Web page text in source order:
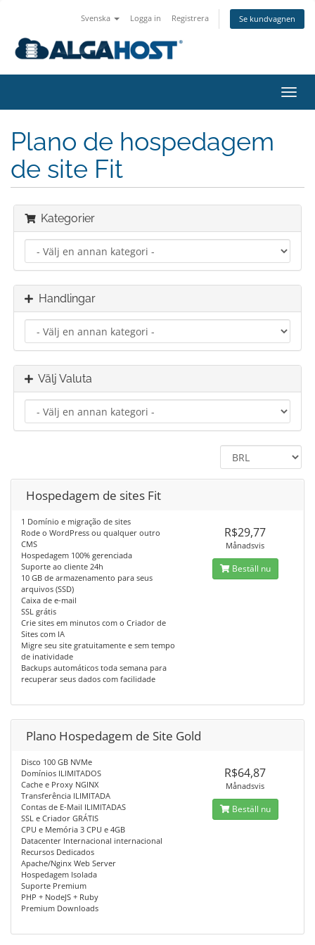
Svenska Logga in Registrera Se kundvagnen
Växla
Plano de hospedagem
de site Fit
Kategorier
Handlingar
Välj Valuta
Hospedagem de sites Fit
1 Domínio e migração de sites
Rode o WordPress ou qualquer outro
CMS
Hospedagem 100% gerenciada
Suporte ao cliente 24h
10 GB de armazenamento para seus
arquivos (SSD)
Caixa de e-mail
SSL grátis
Crie sites em minutos com o Criador de
Sites com IA
Migre seu site gratuitamente e sem tempo
de inatividade
Backups automáticos toda semana para
recuperar seus dados com facilidade
R$29,77
Månadsvis
Beställ nu
Plano Hospedagem de Site Gold
Disco 100 GB NVMe
Domínios ILIMITADOS
Cache e Proxy NGINX
Transferência ILIMITADA
Contas de E-Mail ILIMITADAS
SSL e Criador GRÁTIS
CPU e Memória 3 CPU e 4GB
Datacenter Internacional internacional
Recursos Dedicados
Apache/Nginx Web Server
Hospedagem Isolada
Suporte Premium
PHP + NodeJS + Ruby
Premium Downloads
R$64,87
Månadsvis
Beställ nu